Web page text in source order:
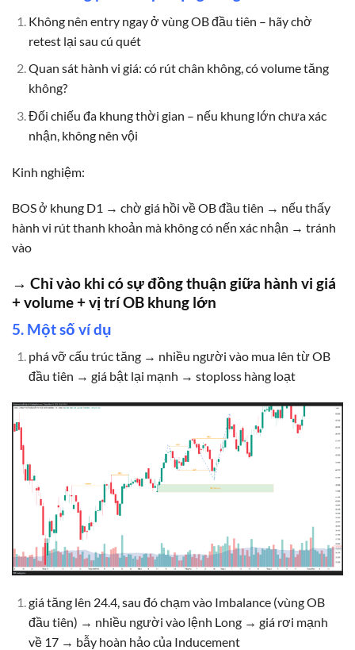
Không nên entry ngay ở vùng OB đầu tiên – hãy chờ
retest lại sau cú quét
Quan sát hành vi giá: có rút chân không, có volume tăng
không?
Đối chiếu đa khung thời gian – nếu khung lớn chưa xác
nhận, không nên vội
Kinh nghiệm:
BOS ở khung D1 → chờ giá hồi về OB đầu tiên → nếu thấy
hành vi rút thanh khoản mà không có nến xác nhận → tránh
vào
→ Chỉ vào khi có sự đồng thuận giữa hành vi giá
+ volume + vị trí OB khung lớn
5. Một số ví dụ
phá vỡ cấu trúc tăng → nhiều người vào mua lên từ OB
đầu tiên → giá bật lại mạnh → stoploss hàng loạt
giá tăng lên 24.4, sau đó chạm vào Imbalance (vùng OB
đầu tiên) → nhiều người vào lệnh Long → giá rơi mạnh
về 17 → bẫy hoàn hảo của Inducement